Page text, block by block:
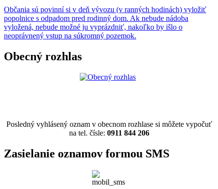
Občania sú povinní si v deň vývozu (v ranných hodinách) vyložiť
popolnice s odpadom pred rodinný dom. Ak nebude nádoba
vyložená, nebude možné ju vyprázdniť, nakoľko by išlo o
neoprávnený vstup na súkromný pozemok.
Obecný rozhlas
Posledný vyhlásený oznam v obecnom rozhlase si môžete vypočuť
na tel. čísle: 0911 844 206
Zasielanie oznamov formou SMS